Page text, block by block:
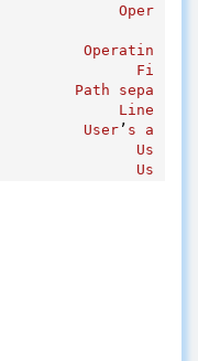
Operating
Operating
File
Path
separator
Line
User ’ s
User
User